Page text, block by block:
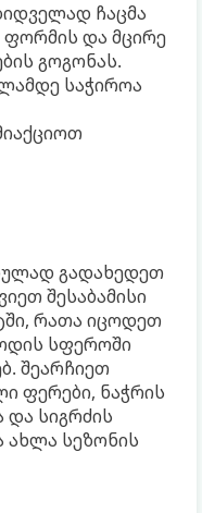
ჩაცმა
ფორმის და მცირე
გოგონას.
საჭიროა
გადახედეთ
შესაბამისი
რათა იცოდეთ
სფეროში
შეარჩიეთ
ფერები, ნაჭრის
სიგრძის
ახლა სეზონის